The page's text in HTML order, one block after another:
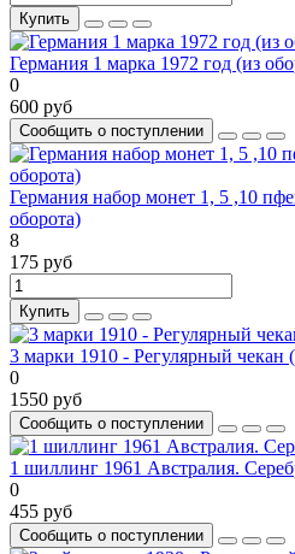
Купить
Германия 1 марка 1972 год (из
0
600 руб
Сообщить о поступлении
Германия набор монет 1, 5 ,10
оборота)
8
175 руб
Купить
3 марки 1910 - Регулярный чекан
0
1550 руб
Сообщить о поступлении
1 шиллинг 1961 Австралия.
0
455 руб
Сообщить о поступлении